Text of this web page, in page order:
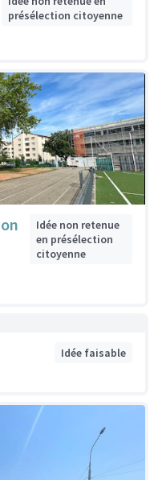
présélection citoyenne
Idée non retenue
en présélection
citoyenne
Idée faisable